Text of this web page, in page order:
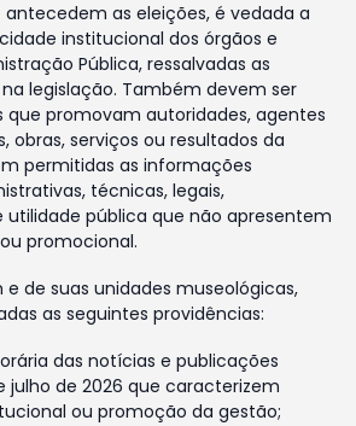
antecedem as eleições, é vedada a
institucional dos órgãos e
Pública, ressalvadas as
legislação. Também devem ser
promovam autoridades, agentes
obras, serviços ou resultados da
permitidas as informações
técnicas, legais,
utilidade pública que não apresentem
promocional.
de suas unidades museológicas,
as seguintes providências:
das notícias e publicações
julho de 2026 que caracterizem
ou promoção da gestão;